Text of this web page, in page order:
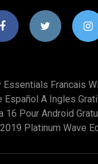
Francais
Español A Ingles
16 Pour Android
Platinum Wave